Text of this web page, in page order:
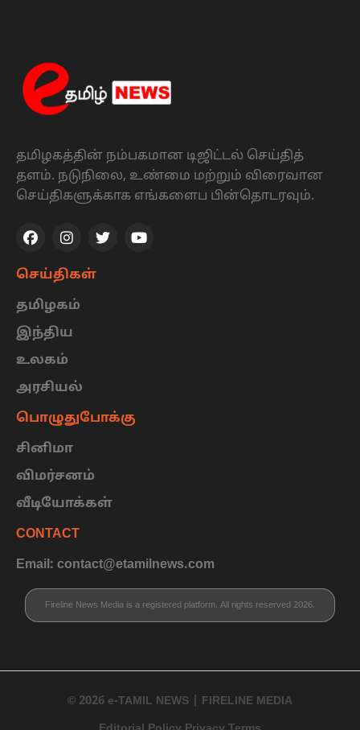
தமிழகத்தின் நம்பகமான டிஜிட்டல் செய்தித்
தளம். நடுநிலை, உண்மை மற்றும் விரைவான
செய்திகளுக்காக எங்களைப பின்தொடரவும்.
செய்திகள்
தமிழகம்
இந்திய
உலகம்
அரசியல்
பொழுதுபோக்கு
சினிமா
விமர்சனம்
வீடியோக்கள்
CONTACT
Email: contact@etamilnews.com
Fireline News Media is a registered platform. All rights reserved 2026.
© 2026 e-TAMIL NEWS | FIRELINE MEDIA